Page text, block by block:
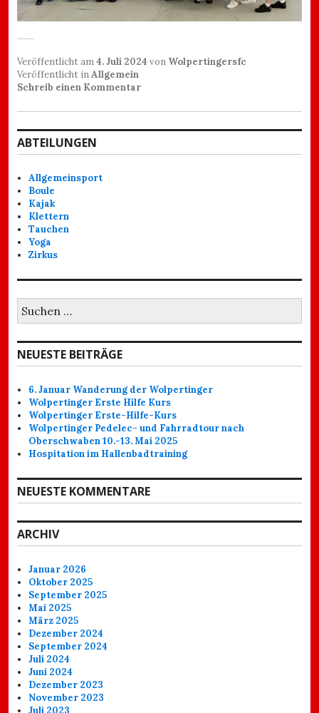
Veröffentlicht am4. Juli 2024 von Wolpertingersfc
Veröffentlicht inAllgemein
Schreib einen Kommentar
ABTEILUNGEN
Allgemeinsport
Boule
Kajak
Klettern
Tauchen
Yoga
Zirkus
nach:
NEUESTE BEITRÄGE
6. Januar Wanderung der Wolpertinger
Wolpertinger Erste Hilfe Kurs
Wolpertinger Erste-Hilfe-Kurs
Wolpertinger Pedelec- und Fahrradtour nach
Oberschwaben 10.-13. Mai 2025
Hospitation im Hallenbadtraining
NEUESTE KOMMENTARE
ARCHIV
Januar 2026
Oktober 2025
September 2025
Mai 2025
März 2025
Dezember 2024
September 2024
Juli 2024
Juni 2024
Dezember 2023
November 2023